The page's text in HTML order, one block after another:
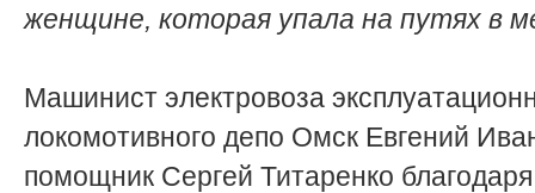
женщине, которая упала на путях в
Машинист электровоза
локомотивного депо Омск Евгений
помощник Сергей Титаренко